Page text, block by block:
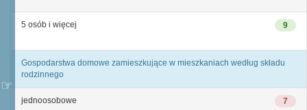
9
5 osób i więcej
Gospodarstwa domowe zamieszkujące w mieszkaniach według składu
rodzinnego
7
jednoosobowe